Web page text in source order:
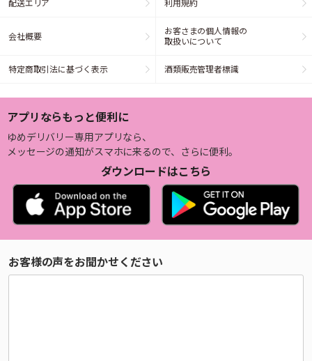
配送エリア 利用規約
会社概要
お客さまの個人情報の
取扱いについて
特定商取引法に基づく表示 酒類販売管理者標識
アプリならもっと便利に
ゆめデリバリー専用アプリなら、
メッセージの通知がスマホに来るので、さらに便利。
ダウンロードはこちら
お客様の声をお聞かせください